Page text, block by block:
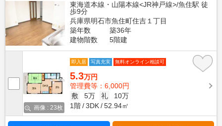
東海道本線・山陽本線<JR神戸線>/魚住駅 徒
歩9分
兵庫県明石市魚住町住吉１丁目
築年数
築36年
建物階数
5階建
画像 : 23枚
即入居 写真充実 無料オンライン相談可
5.3万円
管理費等：6,000円
敷
5万 礼
10万
1階
3DK 52.94㎡